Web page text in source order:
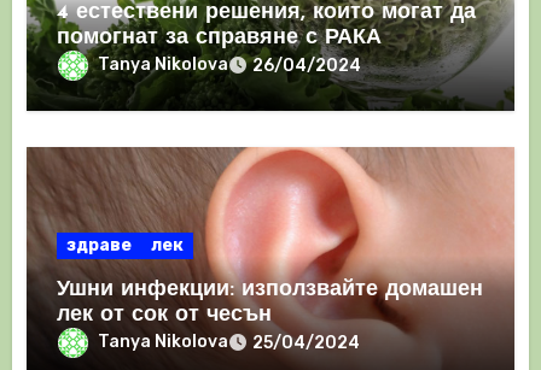
4 естествени решения, които могат да
помогнат за справяне с РАКА
Tanya Nikolova 26/04/2024
здраве лек
Ушни инфекции: използвайте домашен
лек от сок от чесън
Tanya Nikolova 25/04/2024